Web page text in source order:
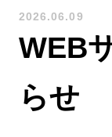
2026.06.09
WEB
らせ